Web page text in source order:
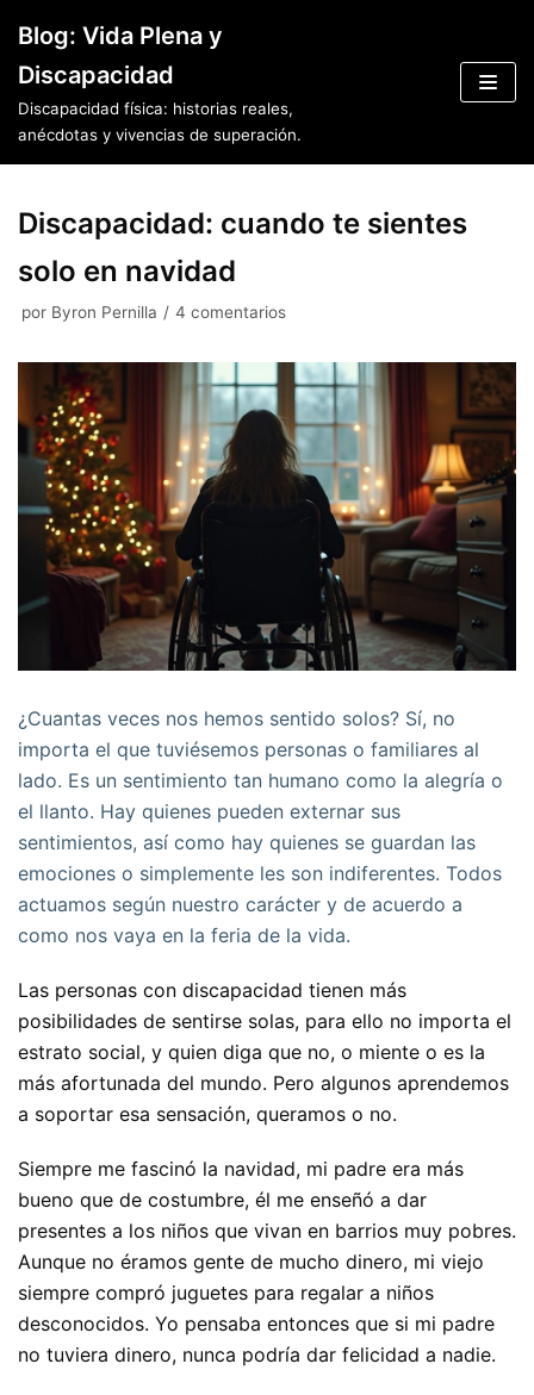
Saltar
al
contenido
Blog: Vida Plena y
Discapacidad
Discapacidad física: historias reales,
anécdotas y vivencias de superación.
Discapacidad: cuando te sientes
solo en navidad
por Byron Pernilla 4 comentarios
¿Cuantas veces nos hemos sentido solos? Sí, no
importa el que tuviésemos personas o familiares al
lado. Es un sentimiento tan humano como la alegría o
el llanto. Hay quienes pueden externar sus
sentimientos, así como hay quienes se guardan las
emociones o simplemente les son indiferentes. Todos
actuamos según nuestro carácter y de acuerdo a
como nos vaya en la feria de la vida.
Las personas con discapacidad tienen más
posibilidades de sentirse solas, para ello no importa el
estrato social, y quien diga que no, o miente o es la
más afortunada del mundo. Pero algunos aprendemos
a soportar esa sensación, queramos o no.
Siempre me fascinó la navidad, mi padre era más
bueno que de costumbre, él me enseñó a dar
presentes a los niños que vivan en barrios muy pobres.
Aunque no éramos gente de mucho dinero, mi viejo
siempre compró juguetes para regalar a niños
desconocidos. Yo pensaba entonces que si mi padre
no tuviera dinero, nunca podría dar felicidad a nadie.